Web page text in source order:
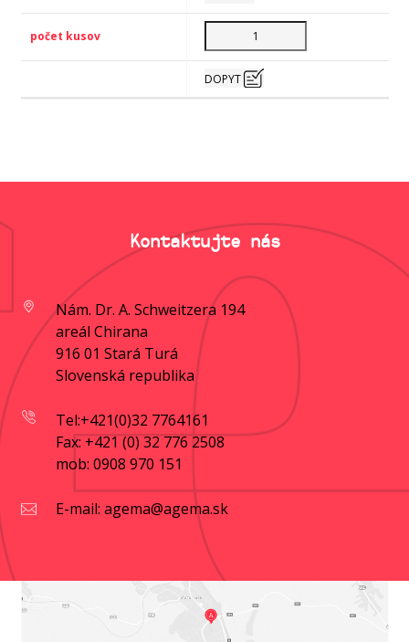
DOPYT
Kontaktujte nás
Nám. Dr. A. Schweitzera 194
areál Chirana
916 01 Stará Turá
Slovenská republika
Tel:+421(0)32 7764161
Fax: +421 (0) 32 776 2508
mob: 0908 970 151
E-mail: agema@agema.sk